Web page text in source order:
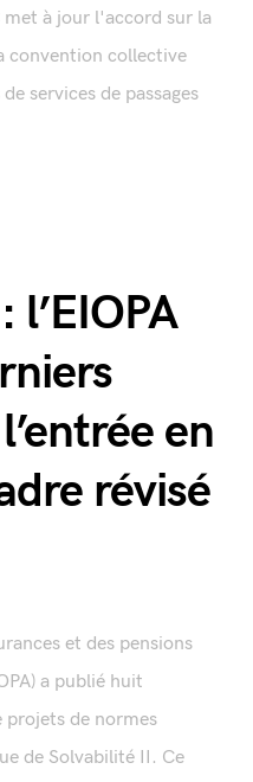
met à jour l'accord sur la
convention collective
services de passages
en
révisé
et des pensions
a publié huit
projets de normes
de Solvabilité II. Ce